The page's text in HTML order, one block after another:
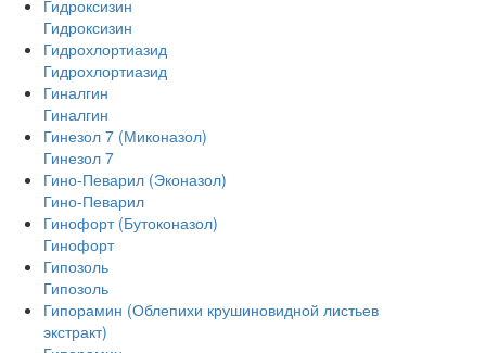
Гидроксизин
Гидроксизин
Гидрохлортиазид
Гидрохлортиазид
Гиналгин
Гиналгин
Гинезол 7 (Миконазол)
Гинезол 7
Гино-Певарил (Эконазол)
Гино-Певарил
Гинофорт (Бутоконазол)
Гинофорт
Гипозоль
Гипозоль
Гипорамин (Облепихи крушиновидной листьев
экстракт)